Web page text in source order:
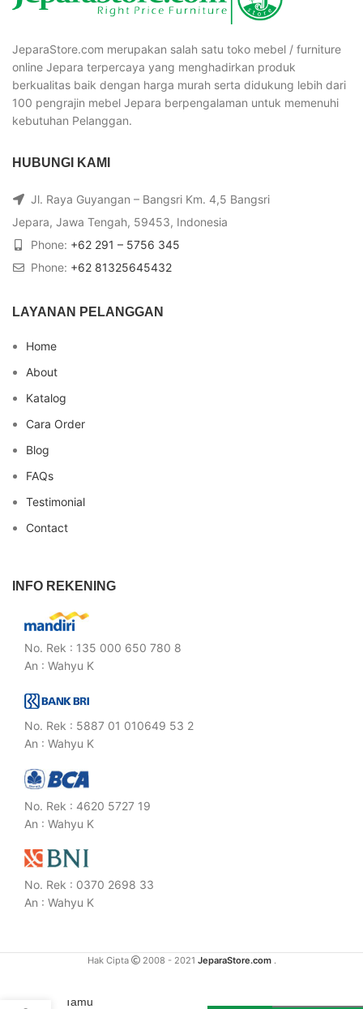
JeparaStore.com merupakan salah satu toko mebel / furniture
online Jepara terpercaya yang menghadirkan produk
berkualitas baik dengan harga murah serta didukung lebih dari
100 pengrajin mebel Jepara berpengalaman untuk memenuhi
kebutuhan Pelanggan.
HUBUNGI KAMI
Jl. Raya Guyangan – Bangsri Km. 4,5 Bangsri
Jepara, Jawa Tengah, 59453, Indonesia
Phone: +62 291 – 5756 345
Phone: +62 81325645432
LAYANAN PELANGGAN
Home
About
Katalog
Cara Order
Blog
FAQs
Testimonial
Contact
INFO REKENING
No. Rek : 135 000 650 780 8
An : Wahyu K
No. Rek : 5887 01 010649 53 2
An : Wahyu K
No. Rek : 4620 5727 19
An : Wahyu K
No. Rek : 0370 2698 33
An : Wahyu K
Hak Cipta 2008 - 2021 JeparaStore.com.
Tamu